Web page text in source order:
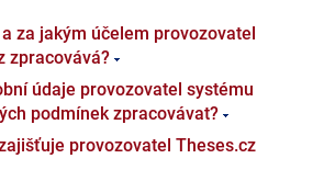
za jakým účelem provozovatel
zpracovává?
údaje provozovatel systému
podmínek zpracovávat?
provozovatel Theses.cz